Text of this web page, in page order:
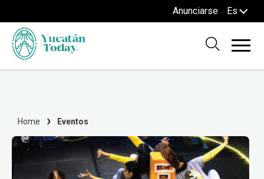
Anunciarse Es
Home Eventos